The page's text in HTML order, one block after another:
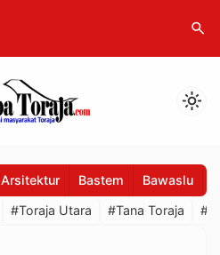
search
light_mode
Arsitektur Bastem Bawaslu
#Toraja Utara #Tana Toraja